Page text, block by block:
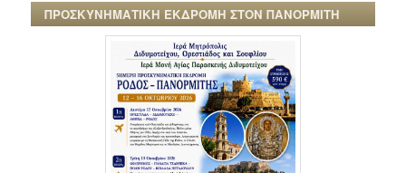
ΠΡΟΣΚΥΝΗΜΑΤΙΚΗ ΕΚΔΡΟΜΗ ΣΤΟΝ ΠΑΝΟΡΜΙΤΗ